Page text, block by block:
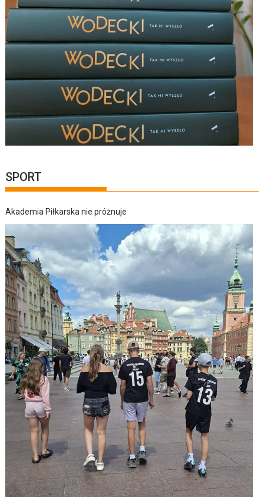
SPORT
Akademia Piłkarska nie próżnuje